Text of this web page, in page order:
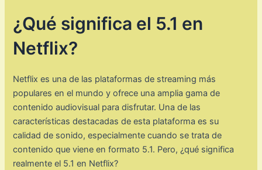
¿Qué significa el 5.1 en
Netflix?
Netflix es una de las plataformas de streaming más
populares en el mundo y ofrece una amplia gama de
contenido audiovisual para disfrutar. Una de las
características destacadas de esta plataforma es su
calidad de sonido, especialmente cuando se trata de
contenido que viene en formato 5.1. Pero, ¿qué significa
realmente el 5.1 en Netflix?